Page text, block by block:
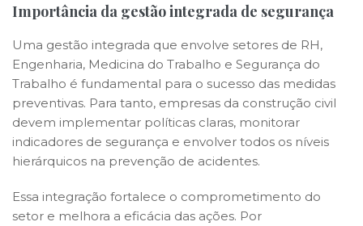
Importância da gestão integrada de segurança
Uma gestão integrada que envolve setores de RH,
Engenharia, Medicina do Trabalho e Segurança do
Trabalho é fundamental para o sucesso das medidas
preventivas. Para tanto, empresas da construção civil
devem implementar políticas claras, monitorar
indicadores de segurança e envolver todos os níveis
hierárquicos na prevenção de acidentes.
Essa integração fortalece o comprometimento do
setor e melhora a eficácia das ações. Por